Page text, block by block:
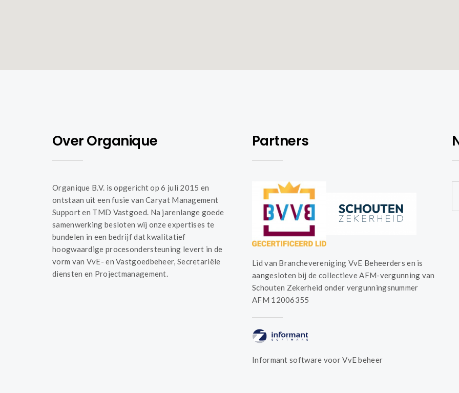
Over Organique
Organique B.V. is opgericht op 6 juli 2015 en
ontstaan uit een fusie van Caryat Management
Support en TMD Vastgoed. Na jarenlange goede
samenwerking besloten wij onze expertises te
bundelen in een bedrijf dat kwalitatief
hoogwaardige procesondersteuning levert in de
vorm van VvE- en Vastgoedbeheer, Secretariële
diensten en Projectmanagement.
Partners
Lid van Branchevereniging VvE Beheerders en is
aangesloten bij de collectieve AFM-vergunning van
Schouten Zekerheid onder vergunningsnummer
AFM 12006355
Informant software voor VvE beheer